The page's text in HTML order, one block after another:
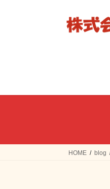
HOME blog